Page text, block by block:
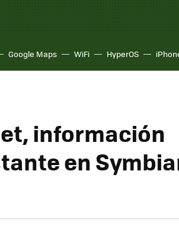
Google Maps WiFi HyperOS
información
en